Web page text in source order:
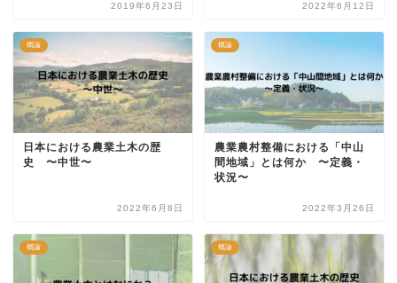
2019年6月23日 2022年6月12日
概論
日本における農業土木の歴
史 〜中世〜
2022年6月8日
概論
農業農村整備における「中山
間地域」とは何か 〜定義・
状況〜
2022年3月26日
概論 概論